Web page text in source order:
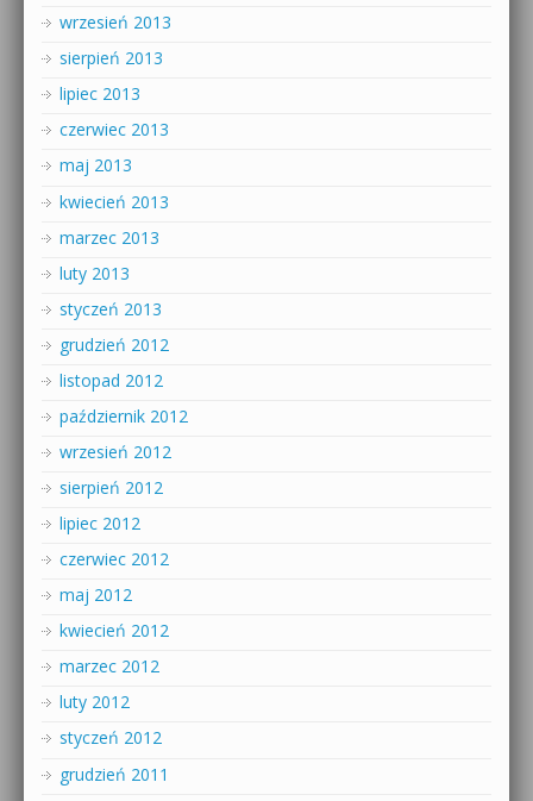
wrzesień 2013
sierpień 2013
lipiec 2013
czerwiec 2013
maj 2013
kwiecień 2013
marzec 2013
luty 2013
styczeń 2013
grudzień 2012
listopad 2012
październik 2012
wrzesień 2012
sierpień 2012
lipiec 2012
czerwiec 2012
maj 2012
kwiecień 2012
marzec 2012
luty 2012
styczeń 2012
grudzień 2011